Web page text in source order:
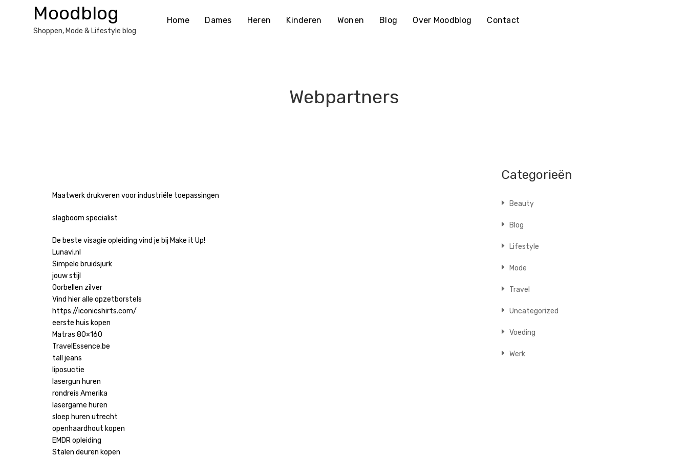
Moodblog
Shoppen, Mode & Lifestyle blog
Home Dames Heren Kinderen Wonen Blog Over Moodblog Contact
Webpartners
Maatwerk drukveren voor industriële toepassingen
slagboom specialist
De beste visagie opleiding vind je bij Make it Up!
Lunavi.nl
Simpele bruidsjurk
jouw stijl
Oorbellen zilver
Vind hier alle opzetborstels
https://iconicshirts.com/
eerste huis kopen
Matras 80×160
TravelEssence.be
tall jeans
liposuctie
lasergun huren
rondreis Amerika
lasergame huren
sloep huren utrecht
openhaardhout kopen
EMDR opleiding
Stalen deuren kopen
Categorieën
Beauty
Blog
Lifestyle
Mode
Travel
Uncategorized
Voeding
Werk